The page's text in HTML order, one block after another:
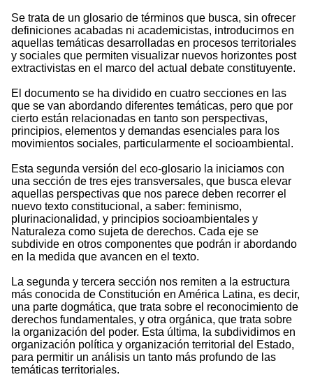
Se trata de un glosario de términos que busca, sin ofrecer
definiciones acabadas ni academicistas, introducirnos en
aquellas temáticas desarrolladas en procesos territoriales
y sociales que permiten visualizar nuevos horizontes post
extractivistas en el marco del actual debate constituyente.
El documento se ha dividido en cuatro secciones en las
que se van abordando diferentes temáticas, pero que por
cierto están relacionadas en tanto son perspectivas,
principios, elementos y demandas esenciales para los
movimientos sociales, particularmente el socioambiental.
Esta segunda versión del eco-glosario la iniciamos con
una sección de tres ejes transversales, que busca elevar
aquellas perspectivas que nos parece deben recorrer el
nuevo texto constitucional, a saber: feminismo,
plurinacionalidad, y principios socioambientales y
Naturaleza como sujeta de derechos. Cada eje se
subdivide en otros componentes que podrán ir abordando
en la medida que avancen en el texto.
La segunda y tercera sección nos remiten a la estructura
más conocida de Constitución en América Latina, es decir,
una parte dogmática, que trata sobre el reconocimiento de
derechos fundamentales, y otra orgánica, que trata sobre
la organización del poder. Esta última, la subdividimos en
organización política y organización territorial del Estado,
para permitir un análisis un tanto más profundo de las
temáticas territoriales.